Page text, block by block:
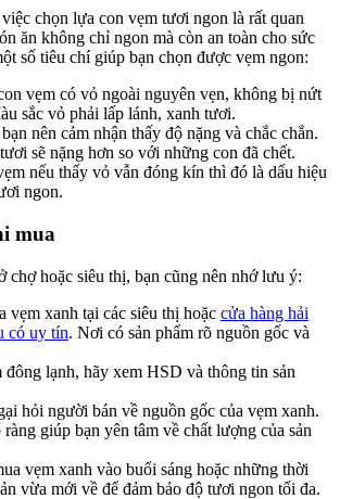
chọn lựa con vẹm tươi ngon là rất quan
ăn không chỉ ngon mà còn an toàn cho sức
số tiêu chí giúp bạn chọn được vẹm ngon:
vẹm có vỏ ngoài nguyên vẹn, không bị nứt
sắc vỏ phải lấp lánh, xanh tươi.
nên cảm nhận thấy độ nặng và chắc chắn.
sẽ nặng hơn so với những con đã chết.
nếu thấy vỏ vẫn đóng kín thì đó là dấu hiệu
ngon.
mua
chợ hoặc siêu thị, bạn cũng nên nhớ lưu ý:
vẹm xanh tại các siêu thị hoặc cửa hàng hải
có uy tín. Nơi có sản phẩm rõ nguồn gốc và
đông lạnh, hãy xem HSD và thông tin sản
hỏi người bán về nguồn gốc của vẹm xanh.
giúp bạn yên tâm về chất lượng của sản
vẹm xanh vào buổi sáng hoặc những thời
vừa mới về để đảm bảo độ tươi ngon tối đa.